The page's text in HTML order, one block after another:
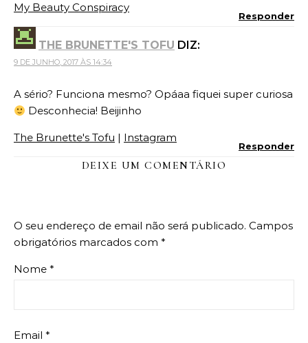
My Beauty Conspiracy
Responder
THE BRUNETTE'S TOFU DIZ:
9 DE JUNHO, 2017 ÀS 14:34
A sério? Funciona mesmo? Opáaa fiquei super curiosa
Desconhecia! Beijinho
The Brunette's Tofu | Instagram
Responder
DEIXE UM COMENTÁRIO
O seu endereço de email não será publicado. Campos
obrigatórios marcados com *
Nome *
Email *